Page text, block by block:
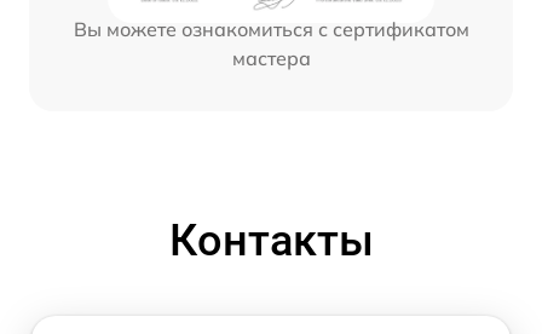
Вы можете ознакомиться с сертификатом
мастера
Контакты